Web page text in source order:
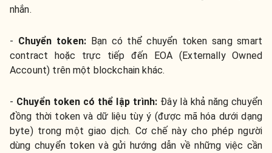
nhắn.
- Chuyển token: Bạn có thể chuyển token sang smart
contract hoặc trực tiếp đến EOA (Externally Owned
Account) trên một blockchain khác.
- Chuyển token có thể lập trình: Đây là khả năng chuyển
đồng thời token và dữ liệu tùy ý (được mã hóa dưới dạng
byte) trong một giao dịch. Cơ chế này cho phép người
dùng chuyển token và gửi hướng dẫn về những việc cần